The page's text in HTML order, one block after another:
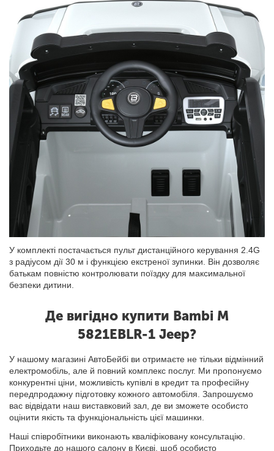
У комплекті постачається пульт дистанційного керування 2.4G
з радіусом дії 30 м і функцією екстреної зупинки. Він дозволяє
батькам повністю контролювати поїздку для максимальної
безпеки дитини.
Де вигідно купити Bambi M
5821EBLR-1 Jeep?
У нашому магазині АвтоБейбі ви отримаєте не тільки відмінний
електромобіль, але й повний комплекс послуг. Ми пропонуємо
конкурентні ціни, можливість купівлі в кредит та професійну
передпродажну підготовку кожного автомобіля. Запрошуємо
вас відвідати наш виставковий зал, де ви зможете особисто
оцінити якість та функціональність цієї машинки.
Наші співробітники виконають кваліфіковану консультацію.
Приходьте до нашого салону в Києві, щоб особисто